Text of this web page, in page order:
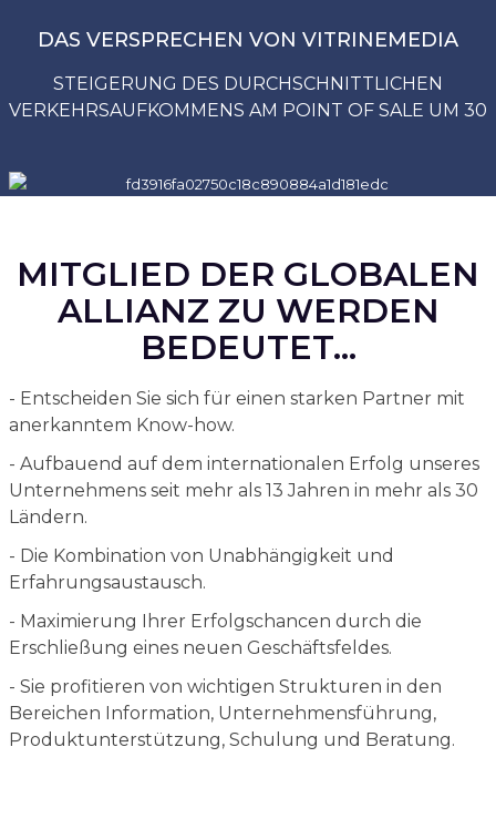
DAS VERSPRECHEN VON VITRINEMEDIA
STEIGERUNG DES DURCHSCHNITTLICHEN
VERKEHRSAUFKOMMENS AM POINT OF SALE UM 30
MITGLIED DER GLOBALEN
ALLIANZ ZU WERDEN
BEDEUTET...
- Entscheiden Sie sich für einen starken Partner mit
anerkanntem Know-how.
- Aufbauend auf dem internationalen Erfolg unseres
Unternehmens seit mehr als 13 Jahren in mehr als 30
Ländern.
- Die Kombination von Unabhängigkeit und
Erfahrungsaustausch.
- Maximierung Ihrer Erfolgschancen durch die
Erschließung eines neuen Geschäftsfeldes.
- Sie profitieren von wichtigen Strukturen in den
Bereichen Information, Unternehmensführung,
Produktunterstützung, Schulung und Beratung.